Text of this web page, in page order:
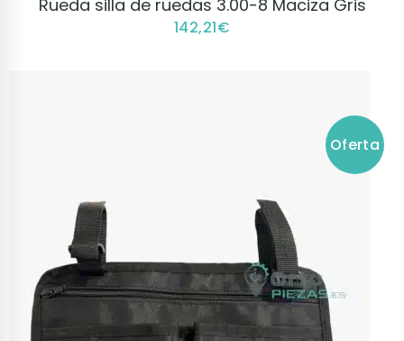
Rueda silla de ruedas 3.00-8 Maciza Gris
142,21€
Oferta